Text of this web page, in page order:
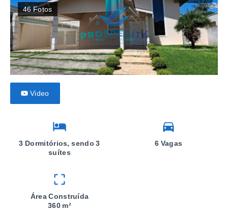
46Fotos
Video
3 Dormitórios, sendo 3
suítes
6 Vagas
Área Construída
360 m²